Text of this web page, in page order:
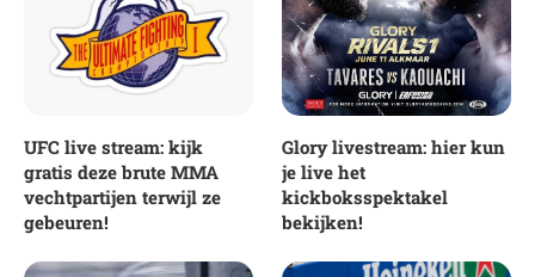
UFC live stream: kijk
gratis deze brute MMA
vechtpartijen terwijl ze
gebeuren!
Glory livestream: hier kun
je live het
kickboksspektakel
bekijken!